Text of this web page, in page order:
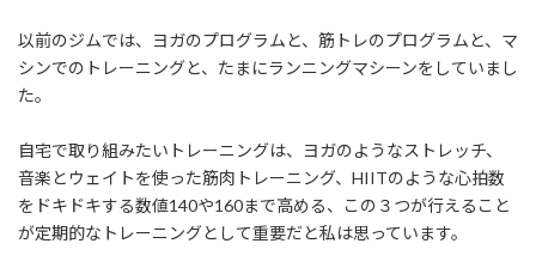
以前のジムでは、ヨガのプログラムと、筋トレのプログラムと、マ
シンでのトレーニングと、たまにランニングマシーンをしていまし
た。
自宅で取り組みたいトレーニングは、ヨガのようなストレッチ、
音楽とウェイトを使った筋肉トレーニング、HIITのような心拍数
をドキドキする数値140や160まで高める、この３つが行えること
が定期的なトレーニングとして重要だと私は思っています。